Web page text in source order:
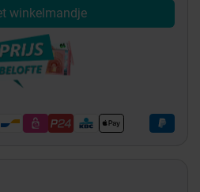
winkelmandje